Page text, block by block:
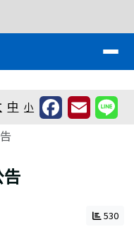
資訊網
中 小
530